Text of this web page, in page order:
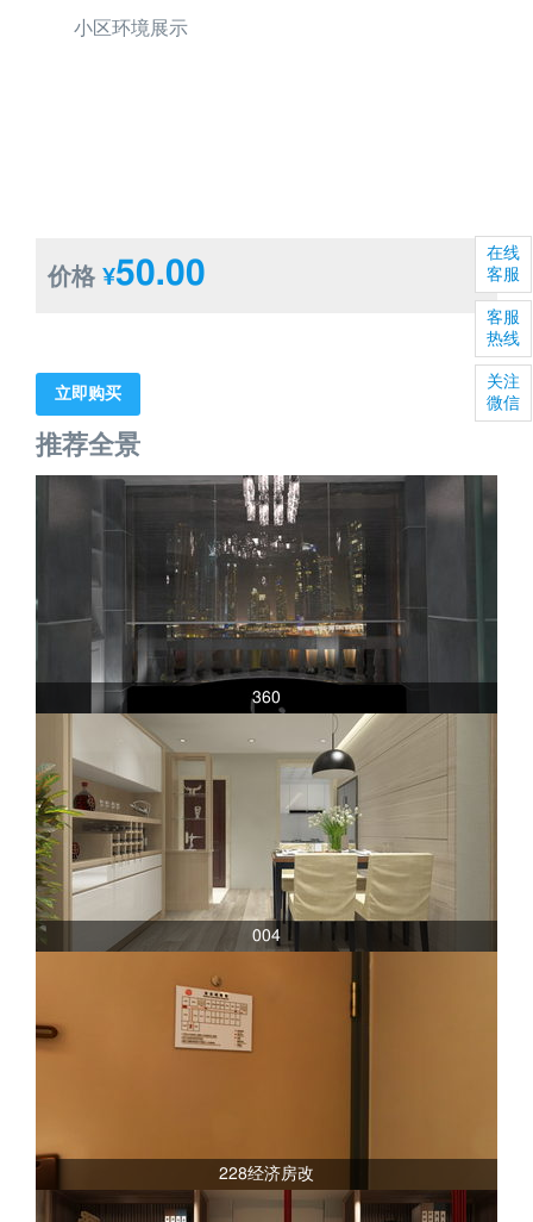
小区环境展示
价格 ¥50.00
立即购买
推荐全景
360
004
228经济房改
在线
客服
客服
热线
关注
微信